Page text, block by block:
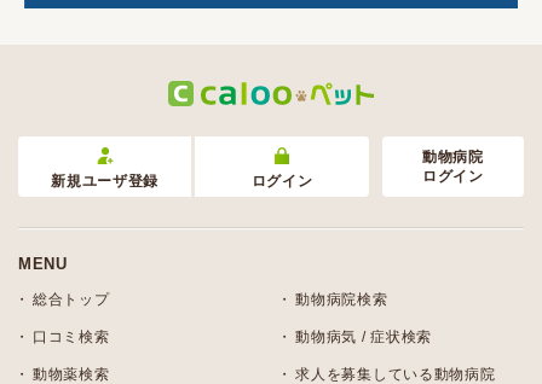
新規ユーザ登録 ログイン
動物病院
ログイン
MENU
総合トップ 動物病院検索
口コミ検索 動物病気 / 症状検索
動物薬検索 求人を募集している動物病院